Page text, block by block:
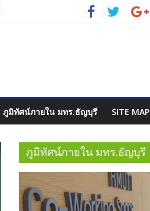
ภูมิทัศน์ภายใน มทร.ธัญบุรี SITE MAP
ภูมิทัศน์ภายใน มทร.ธัญบุรี